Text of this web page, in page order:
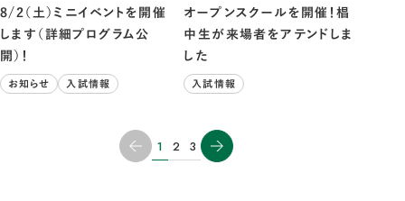
8/2（土）ミニイベントを開催
します（詳細プログラム公
開）！
お知らせ 入試情報
オープンスクールを開催！椙
中生が来場者をアテンドしま
した
入試情報
1 2 3